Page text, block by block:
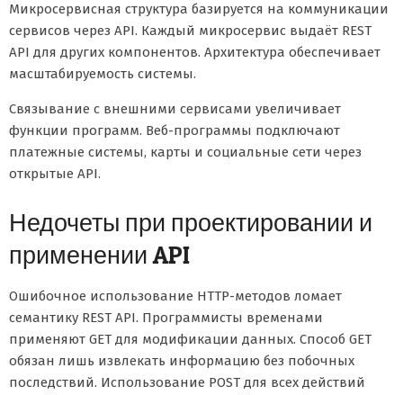
Микросервисная структура базируется на коммуникации
сервисов через API. Каждый микросервис выдаёт REST
API для других компонентов. Архитектура обеспечивает
масштабируемость системы.
Связывание с внешними сервисами увеличивает
функции программ. Веб-программы подключают
платежные системы, карты и социальные сети через
открытые API.
Недочеты при проектировании и
применении API
Ошибочное использование HTTP-методов ломает
семантику REST API. Программисты временами
применяют GET для модификации данных. Способ GET
обязан лишь извлекать информацию без побочных
последствий. Использование POST для всех действий